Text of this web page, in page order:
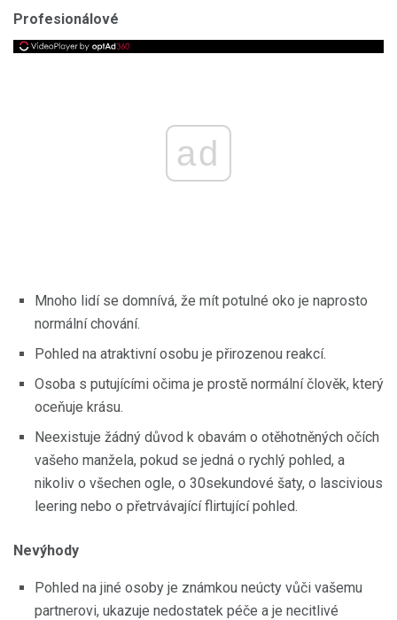
Profesionálové
ad
Mnoho lidí se domnívá, že mít potulné oko je naprosto
normální chování.
Pohled na atraktivní osobu je přirozenou reakcí.
Osoba s putujícími očima je prostě normální člověk, který
oceňuje krásu.
Neexistuje žádný důvod k obavám o otěhotněných očích
vašeho manžela, pokud se jedná o rychlý pohled, a
nikoliv o všechen ogle, o 30sekundové šaty, o lascivious
leering nebo o přetrvávající flirtující pohled.
Nevýhody
Pohled na jiné osoby je známkou neúcty vůči vašemu
partnerovi, ukazuje nedostatek péče a je necitlivé